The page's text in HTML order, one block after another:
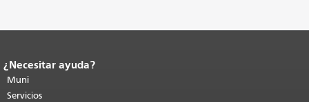
Fin del contenido de la página.
de esta página se repite en todas las
páginas.Volver al principio del
¿Necesitar ayuda?
Muni
Servicios